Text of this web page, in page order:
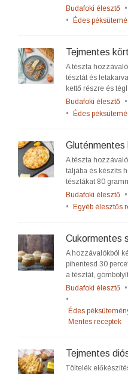
Budafoki élesztő •
•
Édes
Tejmentes
A tészta
tésztát és
kettő részre és
Budafoki élesztő •
•
Édes
Gluténmentes
A tészta
táljába és készíts
tésztákat 80
Budafoki élesztő •
•
Egyéb élesztős
Cukormentes
A hozzávalókból
pihentesd 30
a tésztát,
Budafoki élesztő •
•
Édes
Mentes receptek
Tejmentes
Töltelék